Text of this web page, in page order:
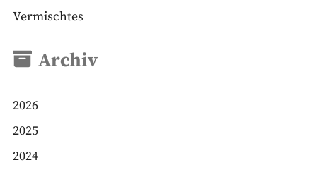
Vermischtes
Archiv
2026
2025
2024